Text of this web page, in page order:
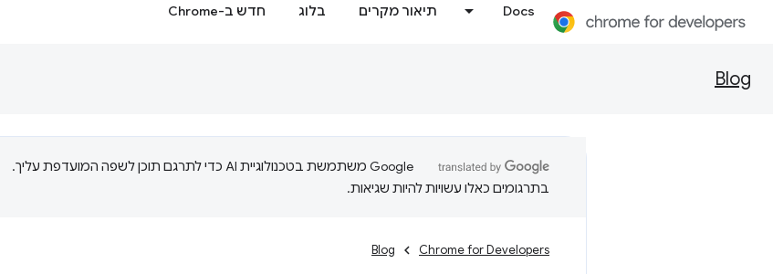
Docs תיאור מקרים בלוג חדש ב-Chrome
Blog
‫Google משתמשת בטכנולוגיית AI כדי לתרגם תוכן לשפה המועדפת עליך.
בתרגומים כאלו עשויות להיות שגיאות.
Chrome for Developers
Blog